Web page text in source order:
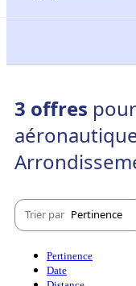
3 offres
Trier par Pertinence
Pertinence
Date